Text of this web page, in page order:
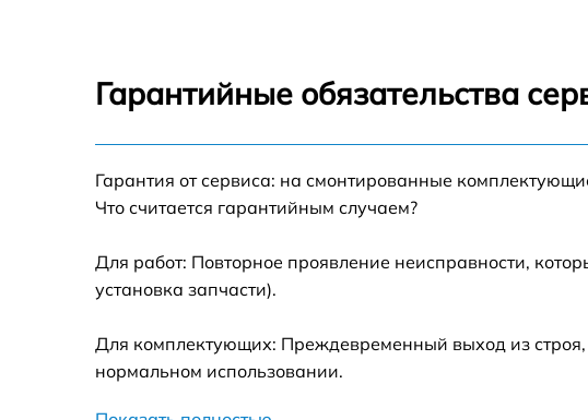
Замена блока питания HP Z1
Замена шлейфа матрицы HP Z1
Гарантийные обязательства
Гарантия от сервиса: на смонтированные
Что считается гарантийным случаем?
Для работ: Повторное проявление неисправности,
установка запчасти).
Для комплектующих: Преждевременный выход из строя,
нормальном использовании.